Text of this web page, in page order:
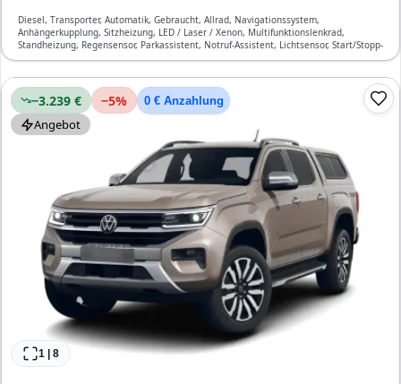
Diesel, Transporter, Automatik, Gebraucht, Allrad, Navigationssystem,
Anhängerkupplung, Sitzheizung, LED / Laser / Xenon, Multifunktionslenkrad,
Standheizung, Regensensor, Parkassistent, Notruf-Assistent, Lichtsensor, Start/Stopp-
Automatik, Freisprecheinrichtung, Verkehrszeichen-Erkennung, ESP, ABS,
−3.239 € −5% 0 € Anzahlung
Angebot
1 8